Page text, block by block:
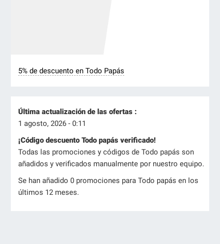
5% de descuento en Todo Papás
Última actualización de las ofertas :
1 agosto, 2026 - 0:11
¡Código descuento Todo papás verificado!
Todas las promociones y códigos de Todo papás son
añadidos y verificados manualmente por nuestro equipo.
Se han añadido 0 promociones para Todo papás en los
últimos 12 meses.